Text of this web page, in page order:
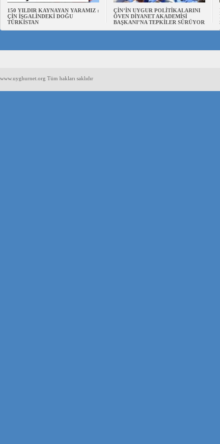
150 YILDIR KAYNAYAN YARAMIZ :
ÇİN İŞGALİNDEKİ DOĞU
TÜRKİSTAN
ÇİN’İN UYGUR POLİTİKALARINI
ÖVEN DİYANET AKADEMİSİ
BAŞKANI’NA TEPKİLER SÜRÜYOR
www.uyghurnet.org Tüm hakları saklıdır